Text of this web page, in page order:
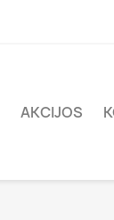
AKCIJOS